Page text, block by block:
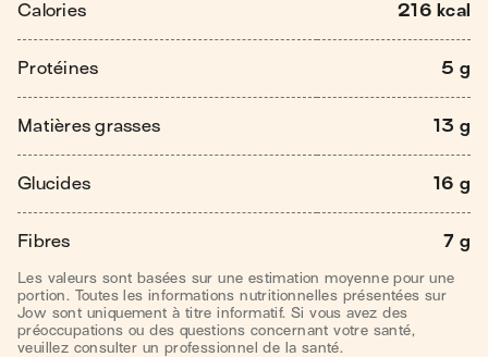
Calories 216 kcal
Protéines 5 g
Matières grasses 13 g
Glucides 16 g
Fibres 7 g
Les valeurs sont basées sur une estimation moyenne pour une
portion. Toutes les informations nutritionnelles présentées sur
Jow sont uniquement à titre informatif. Si vous avez des
préoccupations ou des questions concernant votre santé,
veuillez consulter un professionnel de la santé.